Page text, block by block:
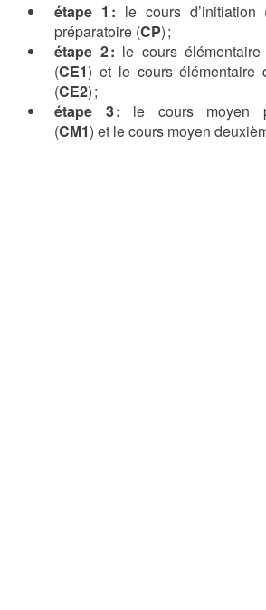
étape 1 : le cours d’initiation
préparatoire (CP) ;
étape 2 : le cours
(CE1) et le cours élémentaire
(CE2) ;
étape 3 : le cours moyen
(CM1) et le cours moyen